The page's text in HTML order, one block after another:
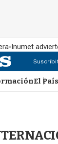
Inumet
El